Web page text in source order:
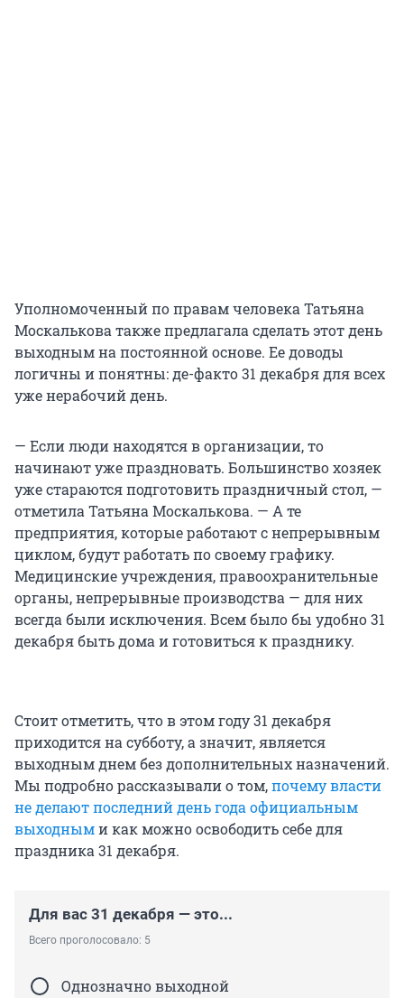
Уполномоченный по правам человека Татьяна
Москалькова также предлагала сделать этот день
выходным на постоянной основе. Ее доводы
логичны и понятны: де-факто 31 декабря для всех
уже нерабочий день.
— Если люди находятся в организации, то
начинают уже праздновать. Большинство хозяек
уже стараются подготовить праздничный стол, —
отметила Татьяна Москалькова. — А те
предприятия, которые работают с непрерывным
циклом, будут работать по своему графику.
Медицинские учреждения, правоохранительные
органы, непрерывные производства — для них
всегда были исключения. Всем было бы удобно 31
декабря быть дома и готовиться к празднику.
Стоит отметить, что в этом году 31 декабря
приходится на субботу, а значит, является
выходным днем без дополнительных назначений.
Мы подробно рассказывали о том,почему власти
не делают последний день года официальным
выходными как можно освободить себе для
праздника 31 декабря.
Для вас 31 декабря — это...
Всего проголосовало: 5
Однозначно выходной